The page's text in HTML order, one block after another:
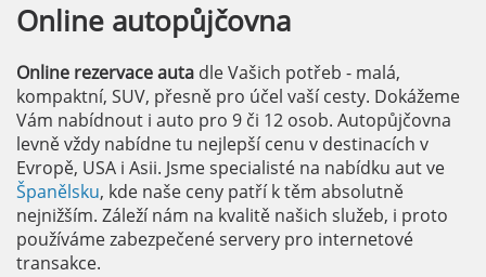
Online autopůjčovna
Online rezervace auta dle Vašich potřeb - malá,
kompaktní, SUV, přesně pro účel vaší cesty. Dokážeme
Vám nabídnout i auto pro 9 či 12 osob. Autopůjčovna
levně vždy nabídne tu nejlepší cenu v destinacích v
Evropě, USA i Asii. Jsme specialisté na nabídku aut ve
Španělsku, kde naše ceny patří k těm absolutně
nejnižším. Záleží nám na kvalitě našich služeb, i proto
používáme zabezpečené servery pro internetové
transakce.